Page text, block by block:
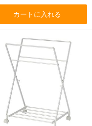
カートに入れる